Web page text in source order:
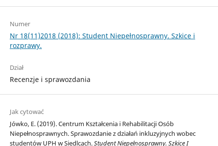
Numer
Nr 18(11)2018 (2018): Student Niepełnosprawny. Szkice i
rozprawy.
Dział
Recenzje i sprawozdania
Jak cytować
Jówko, E. (2019). Centrum Kształcenia i Rehabilitacji Osób
Niepełnosprawnych. Sprawozdanie z działań inkluzyjnych wobec
studentów UPH w Siedlcach.Student Niepełnosprawny. Szkice I